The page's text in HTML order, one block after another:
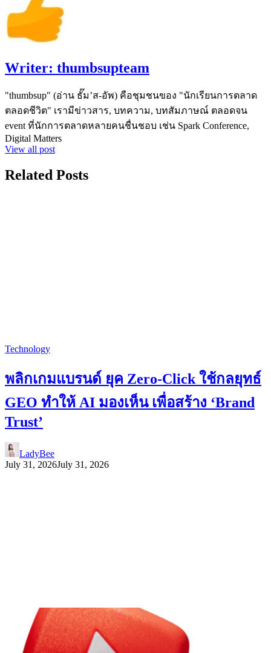
Writer: thumbsupteam
"thumbsup" (อ่าน ธั๊ม’ส-อัพ) คือชุมชนของ "นักเรียนการตลาด
ตลอดชีวิต" เรามีข่าวสาร, บทความ, บทสัมภาษณ์ ตลอดจน
event ที่นักการตลาดหลายคนชื่นชอบ เช่น Spark Conference,
Digital Matters
View all post
Related Posts
Technology
พลิกเกมแบรนด์ ยุค Zero-Click ใช้กลยุทธ์
GEO ทำให้ AI มองเห็น เพื่อสร้าง ‘Brand
Trust’
LadyBee
July 31, 2026July 31, 2026